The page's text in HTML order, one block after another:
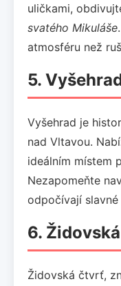
uličkami,
svatého Mikuláše
atmosféru než
5.
Vyšehrad je
nad Vltavou.
ideálním místem
Nezapomeňte
odpočívají
6.
Židovská čtvrť,